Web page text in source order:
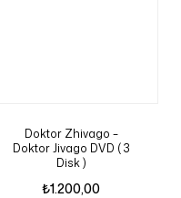
Doktor Zhivago –
Doktor Jivago DVD ( 3
Disk )
₺1.200,00